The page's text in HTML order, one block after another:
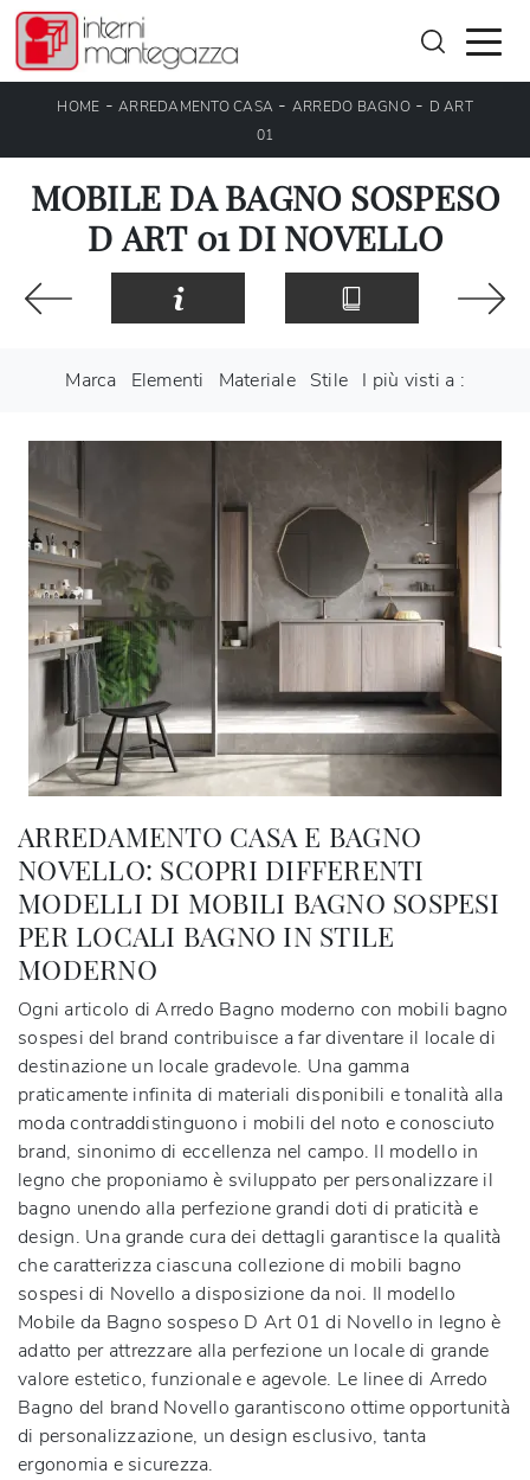
HOME - ARREDAMENTO CASA - ARREDO BAGNO - D ART
01
MOBILE DA BAGNO SOSPESO
D ART 01 DI NOVELLO
Marca Elementi Materiale Stile I più visti a :
ARREDAMENTO CASA E BAGNO
NOVELLO: SCOPRI DIFFERENTI
MODELLI DI MOBILI BAGNO SOSPESI
PER LOCALI BAGNO IN STILE
MODERNO
Ogni articolo di Arredo Bagno moderno con mobili bagno
sospesi del brand contribuisce a far diventare il locale di
destinazione un locale gradevole. Una gamma
praticamente infinita di materiali disponibili e tonalità alla
moda contraddistinguono i mobili del noto e conosciuto
brand, sinonimo di eccellenza nel campo. Il modello in
legno che proponiamo è sviluppato per personalizzare il
bagno unendo alla perfezione grandi doti di praticità e
design. Una grande cura dei dettagli garantisce la qualità
che caratterizza ciascuna collezione di mobili bagno
sospesi di Novello a disposizione da noi. Il modello
Mobile da Bagno sospeso D Art 01 di Novello in legno è
adatto per attrezzare alla perfezione un locale di grande
valore estetico, funzionale e agevole. Le linee di Arredo
Bagno del brand Novello garantiscono ottime opportunità
di personalizzazione, un design esclusivo, tanta
ergonomia e sicurezza.